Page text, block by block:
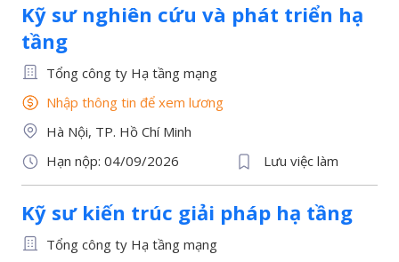
Kỹ sư nghiên cứu và phát triển hạ
tầng
Tổng công ty Hạ tầng mạng
Nhập thông tin để xem lương
Hà Nội, TP. Hồ Chí Minh
Hạn nộp: 04/09/2026
Lưu việc làm
Kỹ sư kiến trúc giải pháp hạ tầng
Tổng công ty Hạ tầng mạng